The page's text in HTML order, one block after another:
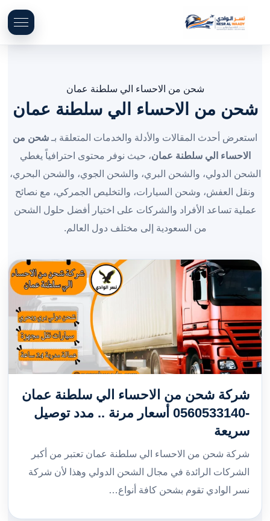
شحن من الاحساء الي سلطنة عمان
شحن من الاحساء الي سلطنة عمان
استعرض أحدث المقالات والأدلة والخدمات المتعلقة بـ شحن من
الاحساء الي سلطنة عمان، حيث نوفر محتوى احترافياً يغطي
الشحن الدولي، والشحن البري، والشحن الجوي، والشحن البحري،
ونقل العفش، وشحن السيارات، والتخليص الجمركي، مع نصائح
عملية تساعد الأفراد والشركات على اختيار أفضل حلول الشحن
من السعودية إلى مختلف دول العالم.
شركة شحن من الاحساء الي سلطنة عمان
-0560533140 أسعار مرنة .. مدد توصيل
سريعة
شركة شحن من الاحساء الي سلطنة عمان تعتبر من أكبر
الشركات الرائدة في مجال الشحن الدولي وهذا لأن شركة
نسر الوادي تقوم بشحن كافة أنواع…